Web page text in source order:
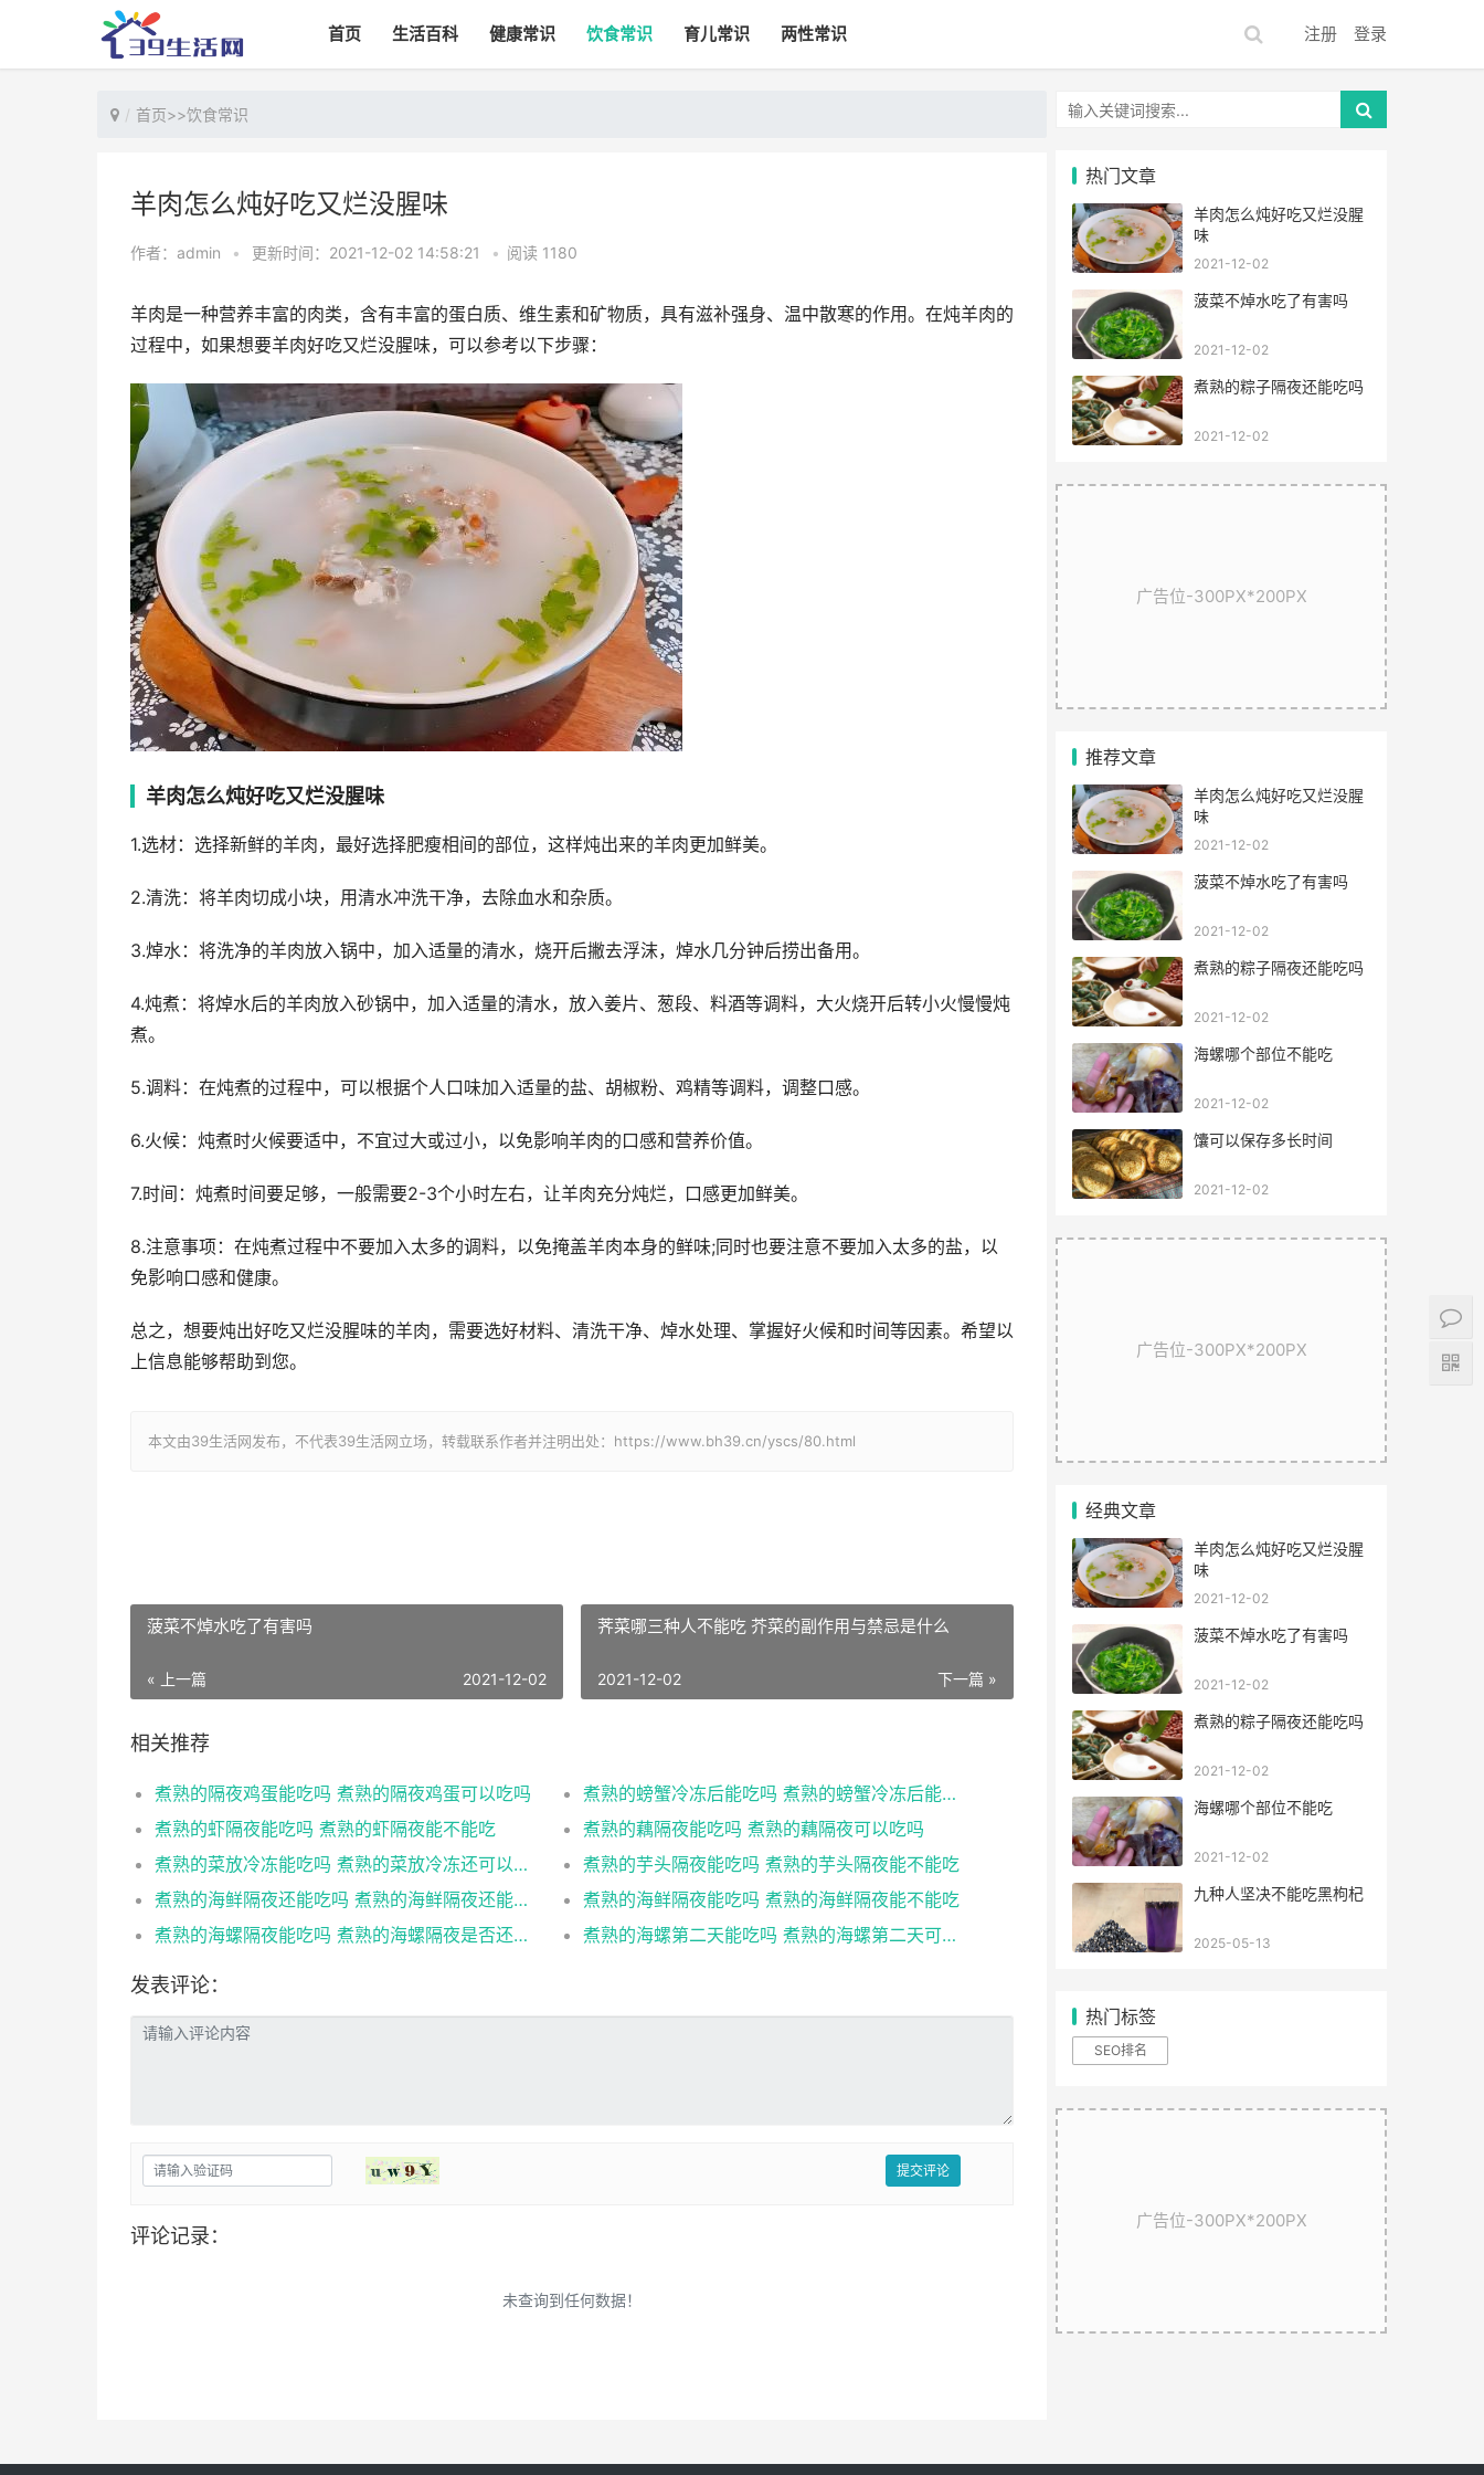
首页 生活百科 健康常识 饮食常识 育儿常识 两性常识 注册 登录
首页>>饮食常识
羊肉怎么炖好吃又烂没腥味
作者：admin • 更新时间：2021-12-02 14:58:21 • 阅读 1180
羊肉是一种营养丰富的肉类，含有丰富的蛋白质、维生素和矿物质，具有滋补强身、温中散寒的作用。在炖羊肉的
过程中，如果想要羊肉好吃又烂没腥味，可以参考以下步骤：
羊肉怎么炖好吃又烂没腥味
1.选材：选择新鲜的羊肉，最好选择肥瘦相间的部位，这样炖出来的羊肉更加鲜美。
2.清洗：将羊肉切成小块，用清水冲洗干净，去除血水和杂质。
3.焯水：将洗净的羊肉放入锅中，加入适量的清水，烧开后撇去浮沫，焯水几分钟后捞出备用。
4.炖煮：将焯水后的羊肉放入砂锅中，加入适量的清水，放入姜片、葱段、料酒等调料，大火烧开后转小火慢慢炖
煮。
5.调料：在炖煮的过程中，可以根据个人口味加入适量的盐、胡椒粉、鸡精等调料，调整口感。
6.火候：炖煮时火候要适中，不宜过大或过小，以免影响羊肉的口感和营养价值。
7.时间：炖煮时间要足够，一般需要2-3个小时左右，让羊肉充分炖烂，口感更加鲜美。
8.注意事项：在炖煮过程中不要加入太多的调料，以免掩盖羊肉本身的鲜味;同时也要注意不要加入太多的盐，以
免影响口感和健康。
总之，想要炖出好吃又烂没腥味的羊肉，需要选好材料、清洗干净、焯水处理、掌握好火候和时间等因素。希望以
上信息能够帮助到您。
本文由39生活网发布，不代表39生活网立场，转载联系作者并注明出处：https://www.bh39.cn/yscs/80.html
菠菜不焯水吃了有害吗
« 上一篇 2021-12-02
荠菜哪三种人不能吃 芥菜的副作用与禁忌是什么
下一篇 »
2021-12-02
相关推荐
煮熟的隔夜鸡蛋能吃吗 煮熟的隔夜鸡蛋可以吃吗
煮熟的螃蟹冷冻后能吃吗 煮熟的螃蟹冷冻后能不能吃
煮熟的虾隔夜能吃吗 煮熟的虾隔夜能不能吃
煮熟的藕隔夜能吃吗 煮熟的藕隔夜可以吃吗
煮熟的菜放冷冻能吃吗 煮熟的菜放冷冻还可以食用吗
煮熟的芋头隔夜能吃吗 煮熟的芋头隔夜能不能吃
煮熟的海鲜隔夜还能吃吗 煮熟的海鲜隔夜还能不能吃
煮熟的海鲜隔夜能吃吗 煮熟的海鲜隔夜能不能吃
煮熟的海螺隔夜能吃吗 煮熟的海螺隔夜是否还能吃
煮熟的海螺第二天能吃吗 煮熟的海螺第二天可以吃吗
发表评论：
提交评论
评论记录：
未查询到任何数据！
热门文章
羊肉怎么炖好吃又烂没腥
味
2021-12-02
菠菜不焯水吃了有害吗
2021-12-02
煮熟的粽子隔夜还能吃吗
2021-12-02
广告位-300PX*200PX
推荐文章
羊肉怎么炖好吃又烂没腥
味
2021-12-02
菠菜不焯水吃了有害吗
2021-12-02
煮熟的粽子隔夜还能吃吗
2021-12-02
海螺哪个部位不能吃
2021-12-02
馕可以保存多长时间
2021-12-02
广告位-300PX*200PX
经典文章
羊肉怎么炖好吃又烂没腥
味
2021-12-02
菠菜不焯水吃了有害吗
2021-12-02
煮熟的粽子隔夜还能吃吗
2021-12-02
海螺哪个部位不能吃
2021-12-02
九种人坚决不能吃黑枸杞
2025-05-13
热门标签
SEO排名
广告位-300PX*200PX